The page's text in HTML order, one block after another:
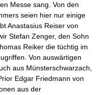
Messe sang. Von den
seien hier nur einige
Anastasius Reiser von
Stefan Zenger, den Sohn
Reiker die tüchtig im
Von auswärtigen
aus Münsterschwarzach,
Edgar Friedmann von
aus der